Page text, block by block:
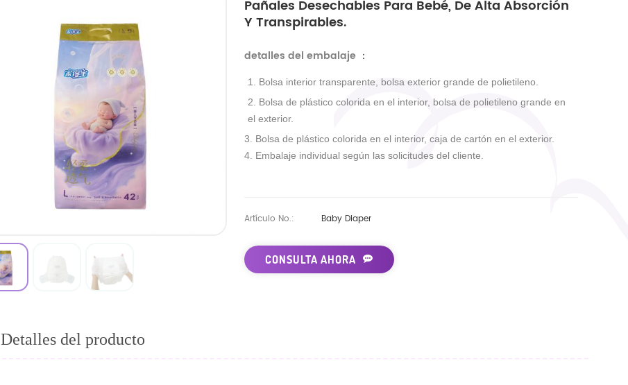
Pañales Desechables Para Bebé, De Alta Absorción
Y Transpirables.
detalles del embalaje ：
1. Bolsa interior transparente, bolsa exterior grande de polietileno.
2. Bolsa de plástico colorida en el interior, bolsa de polietileno grande en
el exterior.
3. Bolsa de plástico colorida en el interior, caja de cartón en el exterior.
4. Embalaje individual según las solicitudes del cliente.
Artículo No.: Baby Diaper
CONSULTA AHORA
Detalles del producto